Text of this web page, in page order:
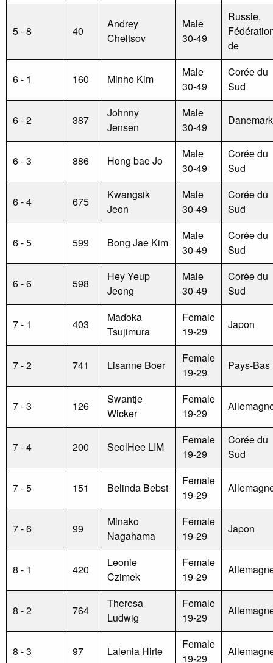
5 - 8 40
Andrey
Cheltsov
Male
30-49
Russie,
de
6 - 1 160 Minho Kim
Male
30-49
Corée du
Sud
6 - 2 387
Johnny
Jensen
Male
30-49
Danemark
6 - 3 886 Hong bae Jo
Male
30-49
Corée du
Sud
6 - 4 675
Kwangsik
Jeon
Male
30-49
Corée du
Sud
6 - 5 599 Bong Jae Kim
Male
30-49
Corée du
Sud
6 - 6 598
Hey Yeup
Jeong
Male
30-49
Corée du
Sud
7 - 1 403
Madoka
Tsujimura
Female
19-29
Japon
7 - 2 741 Lisanne Boer
Female
19-29
Pays-Bas
7 - 3 126
Swantje
Wicker
Female
19-29
7 - 4 200 SeolHee LIM
Female
19-29
Corée du
Sud
7 - 5 151 Belinda Bebst
Female
19-29
7 - 6 99
Minako
Nagahama
Female
19-29
Japon
8 - 1 420
Leonie
Czimek
Female
19-29
8 - 2 764
Theresa
Ludwig
Female
19-29
8 - 3 97 Lalenia Hirte
Female
19-29